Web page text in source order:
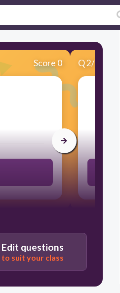
Score 0 Q2/7
Edit questions
to suit your class